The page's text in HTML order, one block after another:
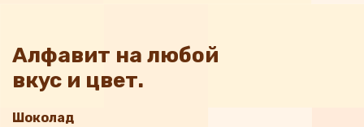
Алфавит на любой
вкус и цвет.
Шоколад